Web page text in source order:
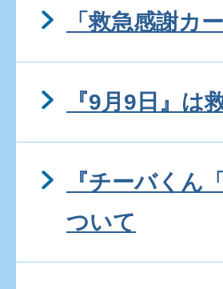
「救急感謝カ
『9月9日』は
『チーバくん
ついて